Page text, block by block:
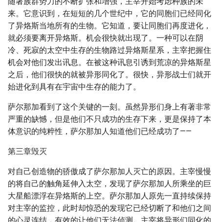
来。它意识到，在短短的几个世纪中，它的同胞们已经同化
了异烙斯当地所有的生物。它知道，要让同胞们再度进化，
就必须要离开异烙斯。机会很快就出现了。一种可以在阴
冷、死寂的太空中生存的生物路过异烙斯星系，主宰把握住
机会对他们发出讯息。在被这种讯息引诱到荒凉的异烙斯星
之后，他们很快的就被异形同化了。很快，异形战士们就开
始进化到具有在宇宙中生存的能力了。
萨尔那加看到了这个关键的一刻。虽然异形们身上有著非常
严重的缺憾，但是他们不只成功的生存下来，更是保持了本
体意识的纯粹性，萨尔那加人知道他们已经成功了——
第三章毁灭
对自己创造物的骄傲成了萨尔那加人灭亡的原因。主宰慢慢
的将自己的触角延伸入太空，发现了萨尔那加人所乘坐的巨
大星船漂浮在异烙斯的上空。萨尔那加人原先一直持续保持
对主宰的监控，此时却惊恐的发现它已经切断了和他们之间